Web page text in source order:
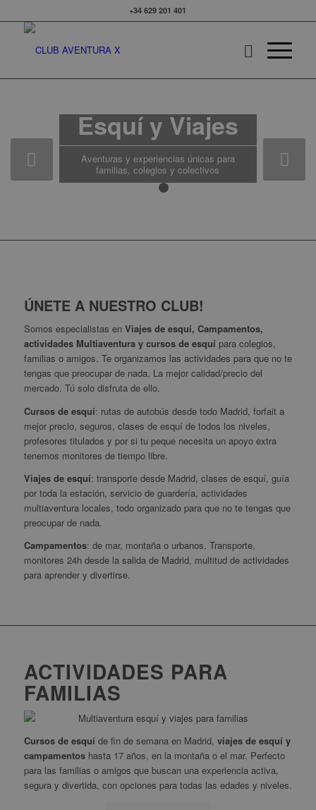
+34 629 201 401
Posterior
Esquí y Viajes
Aventuras y experiencias únicas para
familias, colegios y colectivos
ÚNETE A NUESTRO CLUB!
Somos especialistas en Viajes de esquí, Campamentos,
actividades Multiaventura y cursos de esquípara colegios,
familias o amigos. Te organizamos las actividades para que no te
tengas que preocupar de nada. La mejor calidad/precio del
mercado. Tú solo disfruta de ello.
Cursos de esquí: rutas de autobús desde todo Madrid, forfait a
mejor precio, seguros, clases de esquí de todos los niveles,
profesores titulados y por si tu peque necesita un apoyo extra
tenemos monitores de tiempo libre.
Viajes de esquí: transporte desde Madrid, clases de esquí, guía
por toda la estación, servicio de guardería, actividades
multiaventura locales, todo organizado para que no te tengas que
preocupar de nada.
Campamentos: de mar, montaña o urbanos. Transporte,
monitores 24h desde la salida de Madrid, multitud de actividades
para aprender y divertirse.
ACTIVIDADES PARA
FAMILIAS
Cursos de esquíde fin de semana en Madrid, viajes de esquí y
campamentoshasta 17 años, en la montaña o el mar. Perfecto
para las familias o amigos que buscan una experiencia activa,
segura y divertida, con opciones para todas las edades y niveles.